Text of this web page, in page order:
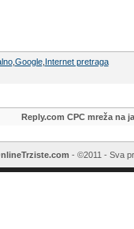
, Google, Internet pretraga
Reply.com CPC mreža na
- ©2011 - Sva